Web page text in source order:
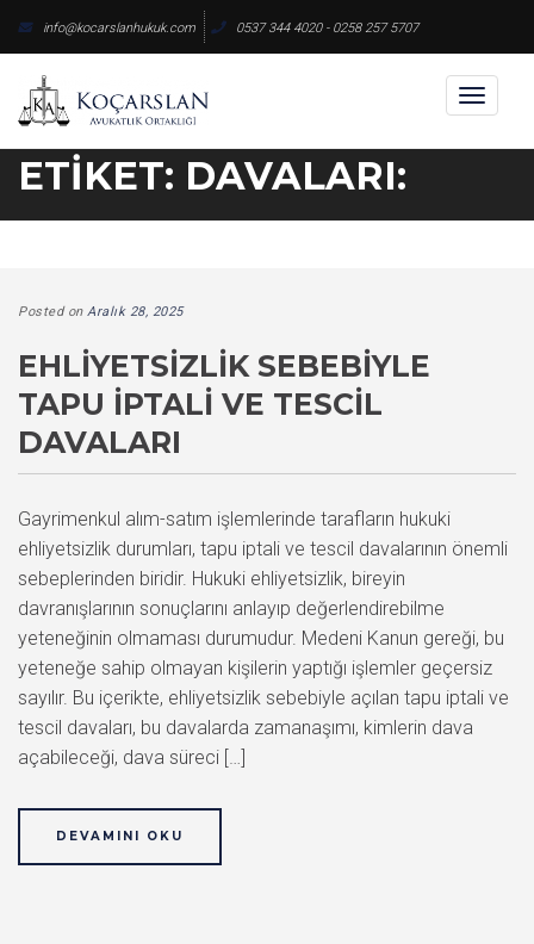
content
info@kocarslanhukuk.com 0537 344 4020 - 0258 257 5707
Toggle
ETIKET: DAVALARI:
Posted on Aralık 28, 2025
EHLIYETSIZLIK SEBEBIYLE
TAPU İPTALI VE TESCIL
DAVALARI
Gayrimenkul alım-satım işlemlerinde tarafların hukuki
ehliyetsizlik durumları, tapu iptali ve tescil davalarının önemli
sebeplerinden biridir. Hukuki ehliyetsizlik, bireyin
davranışlarının sonuçlarını anlayıp değerlendirebilme
yeteneğinin olmaması durumudur. Medeni Kanun gereği, bu
yeteneğe sahip olmayan kişilerin yaptığı işlemler geçersiz
sayılır. Bu içerikte, ehliyetsizlik sebebiyle açılan tapu iptali ve
tescil davaları, bu davalarda zamanaşımı, kimlerin dava
açabileceği, dava süreci […]
DEVAMINI OKU